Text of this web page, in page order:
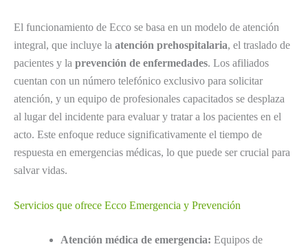
El funcionamiento de Ecco se basa en un modelo de atención
integral, que incluye la atención prehospitalaria, el traslado de
pacientes y la prevención de enfermedades. Los afiliados
cuentan con un número telefónico exclusivo para solicitar
atención, y un equipo de profesionales capacitados se desplaza
al lugar del incidente para evaluar y tratar a los pacientes en el
acto. Este enfoque reduce significativamente el tiempo de
respuesta en emergencias médicas, lo que puede ser crucial para
salvar vidas.
Servicios que ofrece Ecco Emergencia y Prevención
Atención médica de emergencia: Equipos de